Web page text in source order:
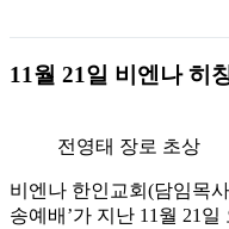
11월 21일 비엔나 히
전영태 장로 초상
비엔나 한인교회(담임목
송예배’가 지난 11월 21